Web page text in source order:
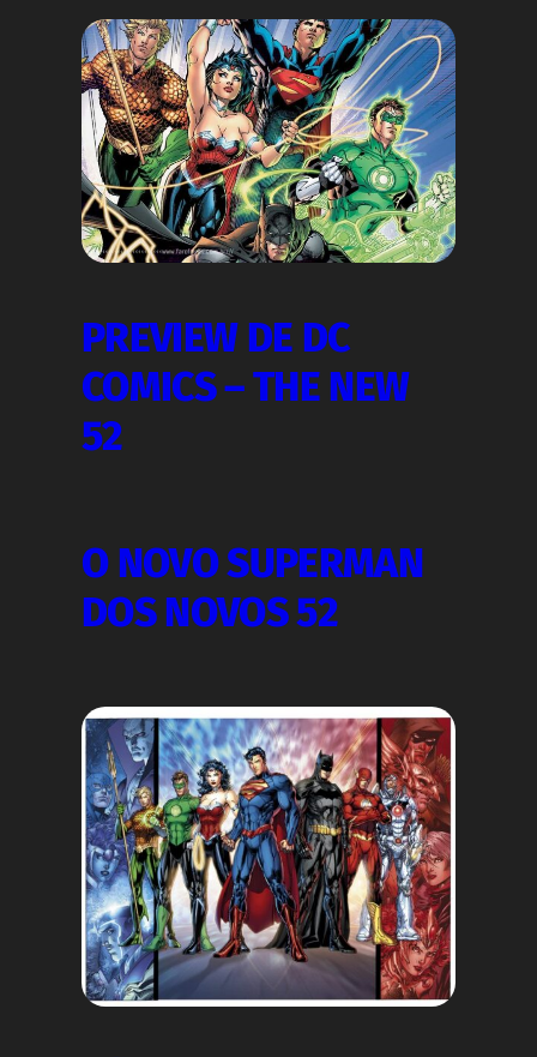
PREVIEW DE DC
COMICS – THE NEW
52
O NOVO SUPERMAN
DOS NOVOS 52